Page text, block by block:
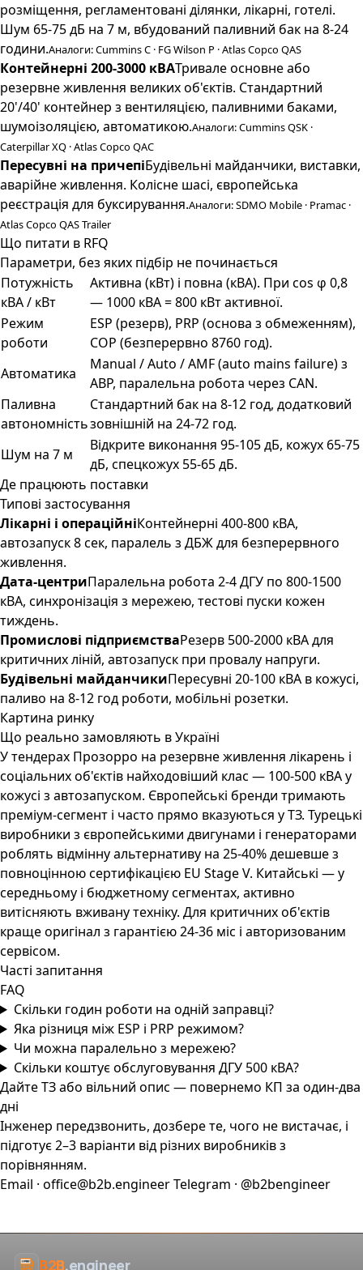
розміщення, регламентовані ділянки, лікарні, готелі.
Шум 65-75 дБ на 7 м, вбудований паливний бак на 8-24
години.Аналоги: Cummins C · FG Wilson P · Atlas Copco QAS
Контейнерні 200-3000 кВАТривале основне або
резервне живлення великих об'єктів. Стандартний
20'/40' контейнер з вентиляцією, паливними баками,
шумоізоляцією, автоматикою.Аналоги: Cummins QSK ·
Caterpillar XQ · Atlas Copco QAC
Пересувні на причепіБудівельні майданчики, виставки,
аварійне живлення. Колісне шасі, європейська
реєстрація для буксирування.Аналоги: SDMO Mobile · Pramac ·
Atlas Copco QAS Trailer
Що питати в RFQ
Параметри, без яких підбір не починається
Потужність
кВА / кВт
Активна (кВт) і повна (кВА). При cos φ 0,8
— 1000 кВА = 800 кВт активної.
Режим
роботи
ESP (резерв), PRP (основа з обмеженням),
COP (безперервно 8760 год).
Автоматика
Manual / Auto / AMF (auto mains failure) з
АВР, паралельна робота через CAN.
Паливна
автономність
Стандартний бак на 8-12 год, додатковий
зовнішній на 24-72 год.
Шум на 7 м
Відкрите виконання 95-105 дБ, кожух 65-75
дБ, спецкожух 55-65 дБ.
Де працюють поставки
Типові застосування
Лікарні і операційніКонтейнерні 400-800 кВА,
автозапуск 8 сек, паралель з ДБЖ для безперервного
живлення.
Дата-центриПаралельна робота 2-4 ДГУ по 800-1500
кВА, синхронізація з мережею, тестові пуски кожен
тиждень.
Промислові підприємстваРезерв 500-2000 кВА для
критичних ліній, автозапуск при провалу напруги.
Будівельні майданчикиПересувні 20-100 кВА в кожусі,
паливо на 8-12 год роботи, мобільні розетки.
Картина ринку
Що реально замовляють в Україні
У тендерах Прозорро на резервне живлення лікарень і
соціальних об'єктів найходовіший клас — 100-500 кВА у
кожусі з автозапуском. Європейські бренди тримають
преміум-сегмент і часто прямо вказуються у ТЗ. Турецькі
виробники з європейськими двигунами і генераторами
роблять відмінну альтернативу на 25-40% дешевше з
повноцінною сертифікацією EU Stage V. Китайські — у
середньому і бюджетному сегментах, активно
витісняють вживану техніку. Для критичних об'єктів
краще оригінал з гарантією 24-36 міс і авторизованим
сервісом.
Часті запитання
FAQ
Скільки годин роботи на одній заправці?
Яка різниця між ESP і PRP режимом?
Чи можна паралельно з мережею?
Скільки коштує обслуговування ДГУ 500 кВА?
Дайте ТЗ або вільний опис — повернемо КП за один-два
дні
Інженер передзвонить, дозбере те, чого не вистачає, і
підготує 2–3 варіанти від різних виробників з
порівнянням.
Email · office@b2b.engineerTelegram · @b2bengineer
B2B.engineer